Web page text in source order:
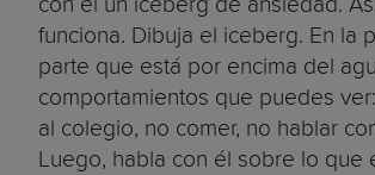
funciona. Dibuja el iceberg. En la
parte que está por encima del
comportamientos que puedes
al colegio, no comer, no hablar
Luego, habla con él sobre lo que